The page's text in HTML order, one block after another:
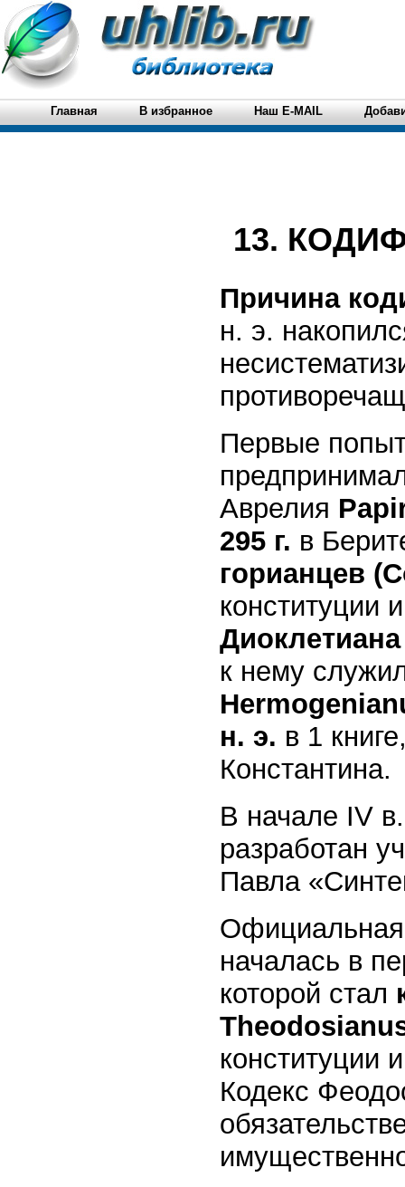
Главная В избранное Наш E-MAIL
13.
Причина
н. э.
Первые
Аврелия
295 г. в
горианцев
конституции
к нему
н. э. в 1
Константина.
В начале IV
разработан
Павла
Официальная
началась в
которой стал
конституции
Кодекс